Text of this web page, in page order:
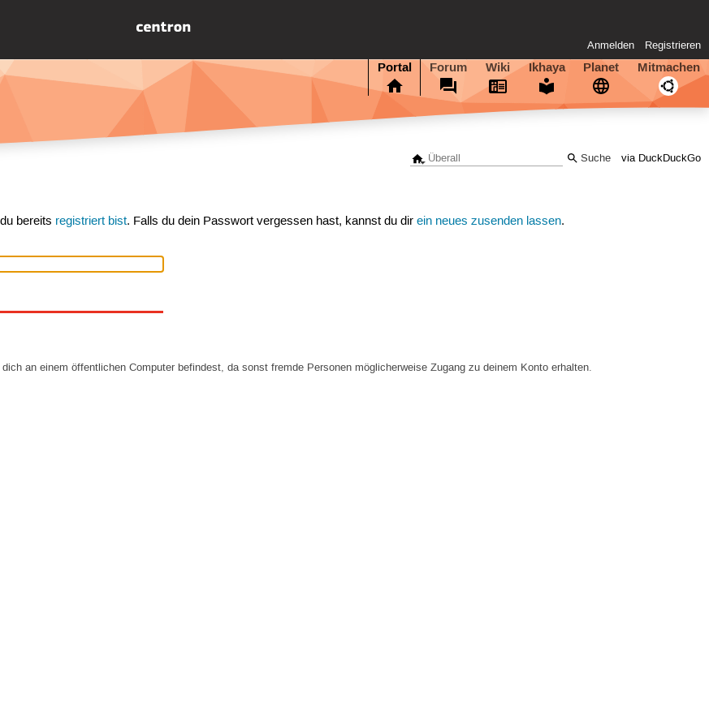
Anmelden Registrieren
Portal Forum Wiki Ikhaya Planet Mitmachen
via DuckDuckGo
bereits registriert bist. Falls du dein Passwort vergessen hast, kannst du direin neues zusenden lassen.
an einem öffentlichen Computer befindest, da sonst fremde Personen möglicherweise Zugang zu deinem Konto erhalten.